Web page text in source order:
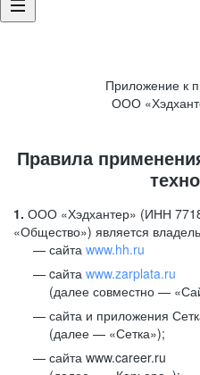
Приложение к
ООО
Правила
1. ООО «Хэдхантер» (ИНН
«Общество») является
сайта www.hh.ru
cайта www.zarplata.ru
(далее совместно —
сайта и приложения
(далее — «Сетка»);
сайта www.career.ru